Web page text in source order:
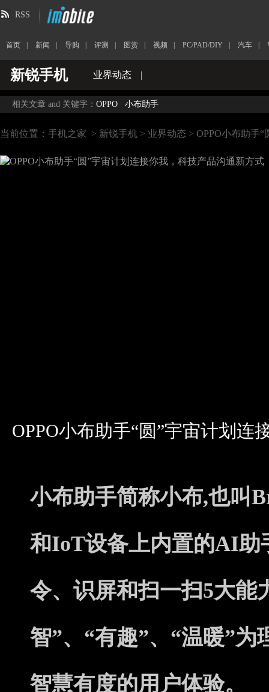
RSS
首页 新闻 导购 评测 图赏 视频 PC/PAD/DIY 汽车
新锐手机 业界动态 |
相关文章 and 关键字： OPPO 小布助手
当前位置： 手机之家 > 新锐手机 > 业界动态 > OPPO小布助手
OPPO小布助手“圆”宇宙计划连
小布助手简称小布,也叫
和IoT设备上内置的AI助
令、识屏和扫一扫5大能
智”、“有趣”、“温暖”
智慧有度的用户体验。